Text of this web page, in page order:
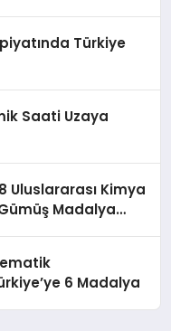
Türkiye
Saati Uzaya
Uluslararası Kimya
Madalya
6 Madalya